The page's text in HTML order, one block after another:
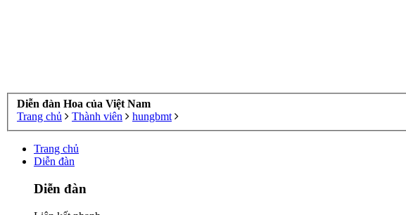
Diễn đàn Hoa của Việt Nam
Trang chủ
Thành viên hungbmt
Trang chủ
Diễn đàn
Diễn đàn